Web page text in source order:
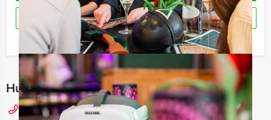
RESERVEREN
Ik heb een vraag over dit uitje
Hulp nodig bij het kiezen?
078 20 52 001